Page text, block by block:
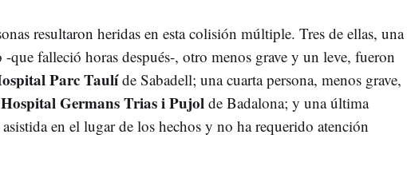
resultaron heridas en esta colisión múltiple. Tres de ellas, una
-que falleció horas después-, otro menos grave y un leve, fueron
Parc Taulíde Sabadell; una cuarta persona, menos grave,
Hospital Germans Trias i Pujol de Badalona; y una última
en el lugar de los hechos y no ha requerido atención